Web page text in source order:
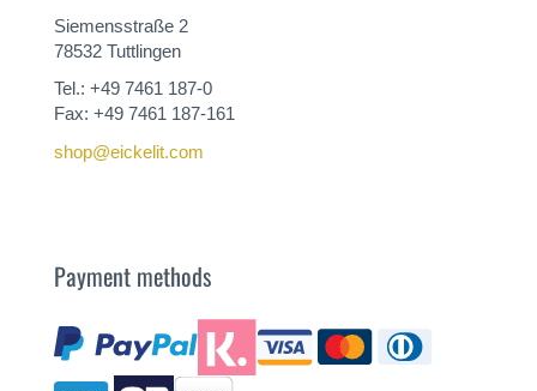
Siemensstraße 2
78532 Tuttlingen
Tel.: +49 7461 187-0
Fax: +49 7461 187-161
shop@eickelit.com
Payment methods